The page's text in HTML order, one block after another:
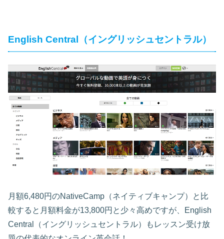
English Central（イングリッシュセントラル）
月額6,480円のNativeCamp（ネイティブキャンプ）と比
較すると月額料金が13,800円と少々高めですが、English
Central（イングリッシュセントラル）もレッスン受け放